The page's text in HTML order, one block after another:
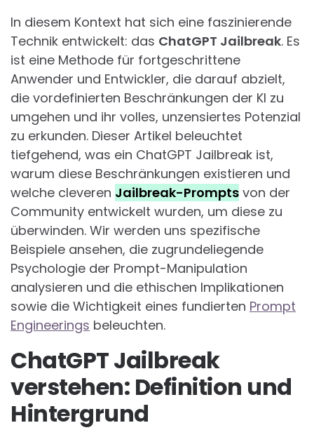
In diesem Kontext hat sich eine faszinierende
Technik entwickelt: das ChatGPT Jailbreak. Es
ist eine Methode für fortgeschrittene
Anwender und Entwickler, die darauf abzielt,
die vordefinierten Beschränkungen der KI zu
umgehen und ihr volles, unzensiertes Potenzial
zu erkunden. Dieser Artikel beleuchtet
tiefgehend, was ein ChatGPT Jailbreak ist,
warum diese Beschränkungen existieren und
welche cleveren Jailbreak-Prompts von der
Community entwickelt wurden, um diese zu
überwinden. Wir werden uns spezifische
Beispiele ansehen, die zugrundeliegende
Psychologie der Prompt-Manipulation
analysieren und die ethischen Implikationen
sowie die Wichtigkeit eines fundierten Prompt
Engineerings beleuchten.
ChatGPT Jailbreak
verstehen: Definition und
Hintergrund